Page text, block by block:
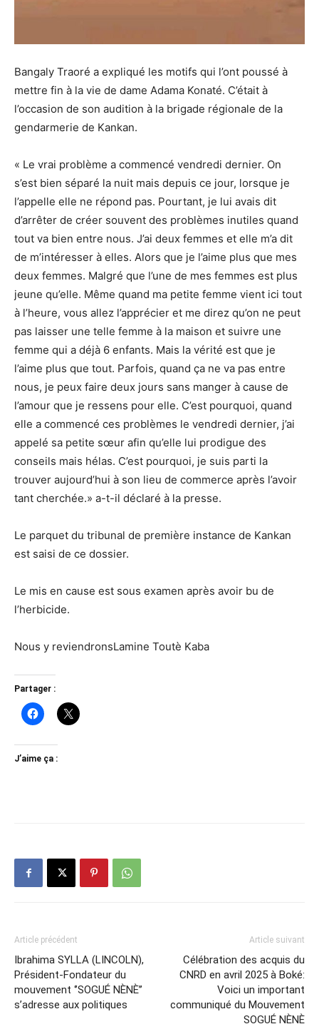
Bangaly Traoré a expliqué les motifs qui l’ont poussé à
mettre fin à la vie de dame Adama Konaté. C’était à
l’occasion de son audition à la brigade régionale de la
gendarmerie de Kankan.
« Le vrai problème a commencé vendredi dernier. On
s’est bien séparé la nuit mais depuis ce jour, lorsque je
l’appelle elle ne répond pas. Pourtant, je lui avais dit
d’arrêter de créer souvent des problèmes inutiles quand
tout va bien entre nous. J’ai deux femmes et elle m’a dit
de m’intéresser à elles. Alors que je l’aime plus que mes
deux femmes. Malgré que l’une de mes femmes est plus
jeune qu’elle. Même quand ma petite femme vient ici tout
à l’heure, vous allez l’apprécier et me direz qu’on ne peut
pas laisser une telle femme à la maison et suivre une
femme qui a déjà 6 enfants. Mais la vérité est que je
l’aime plus que tout. Parfois, quand ça ne va pas entre
nous, je peux faire deux jours sans manger à cause de
l’amour que je ressens pour elle. C’est pourquoi, quand
elle a commencé ces problèmes le vendredi dernier, j’ai
appelé sa petite sœur afin qu’elle lui prodigue des
conseils mais hélas. C’est pourquoi, je suis parti la
trouver aujourd’hui à son lieu de commerce après l’avoir
tant cherchée.» a-t-il déclaré à la presse.
Le parquet du tribunal de première instance de Kankan
est saisi de ce dossier.
Le mis en cause est sous examen après avoir bu de
l’herbicide.
Nous y reviendronsLamine Toutè Kaba
Partager :
J’aime ça :
Article précédent
Ibrahima SYLLA (LINCOLN),
Président-Fondateur du
mouvement ‘’SOGUÉ NÈNÈ’’
s’adresse aux politiques
Article suivant
Célébration des acquis du
CNRD en avril 2025 à Boké:
Voici un important
communiqué du Mouvement
SOGUÉ NÈNÈ